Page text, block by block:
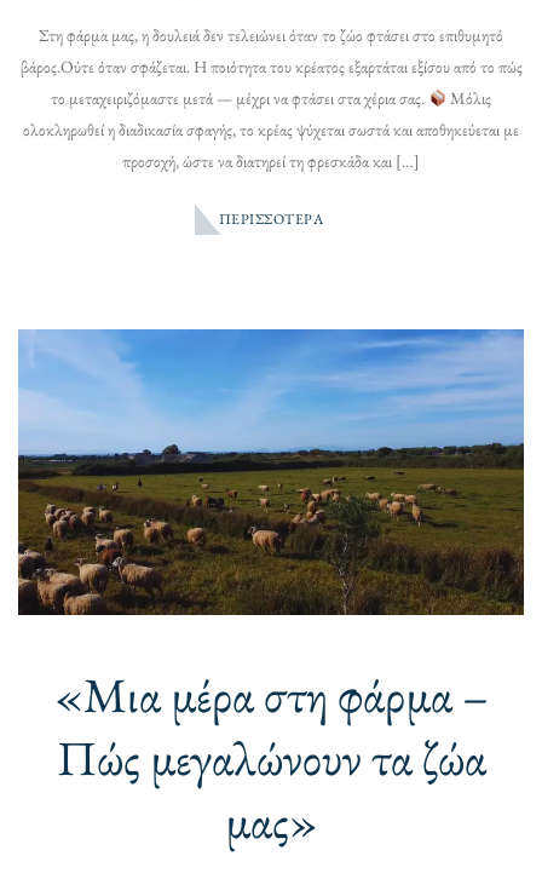
Στη φάρμα μας, η δουλειά δεν τελειώνει όταν το ζώο φτάσει στο επιθυμητό
βάρος.Ούτε όταν σφάζεται. Η ποιότητα του κρέατος εξαρτάται εξίσου από το πώς
το μεταχειριζόμαστε μετά — μέχρι να φτάσει στα χέρια σας.
Μόλις
ολοκληρωθεί η διαδικασία σφαγής, το κρέας ψύχεται σωστά και αποθηκεύεται με
προσοχή, ώστε να διατηρεί τη φρεσκάδα και […]
ΠΕΡΙΣΣΌΤΕΡΑ
«Μια μέρα στη φάρμα –
Πώς μεγαλώνουν τα ζώα
μας»